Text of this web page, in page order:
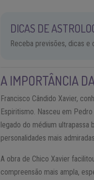
DICAS DE
Receba previsões, dicas e
A IMPORTÂNCIA
Francisco Cândido Xavier,
Espiritismo. Nasceu em
legado do médium
personalidades mais
A obra de Chico Xavier
compreensão mais ampla,